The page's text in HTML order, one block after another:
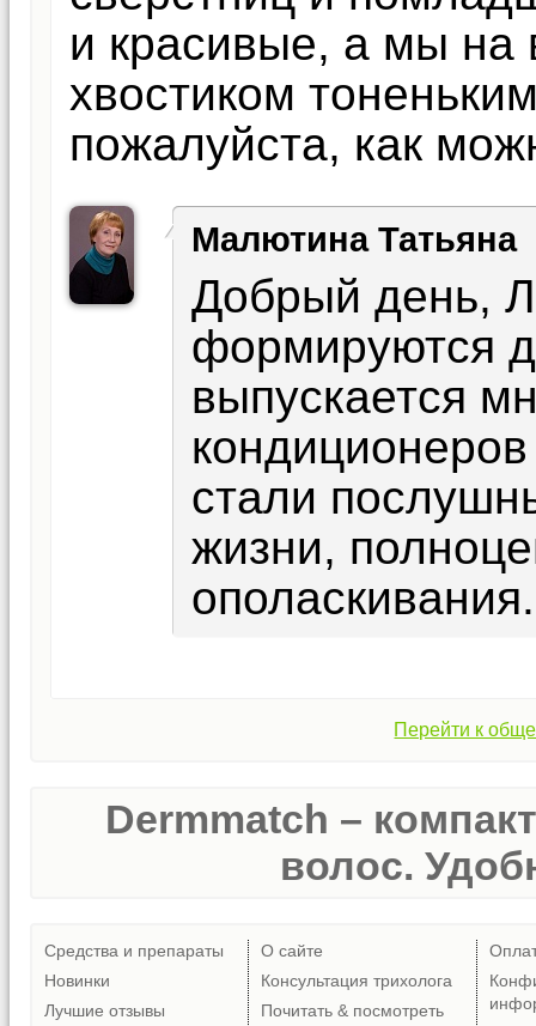
и красивые, а мы на
хвостиком
пожалуйста, как
Малютина Татьяна
Добрый день,
формируются
выпускается
стали
жизни,
ополаскивания.
Перейти к
Dermmatch –
волос.
Средства и препараты
Новинки
Лучшие отзывы
О сайте
Консультация трихолога
Почитать & посмотреть